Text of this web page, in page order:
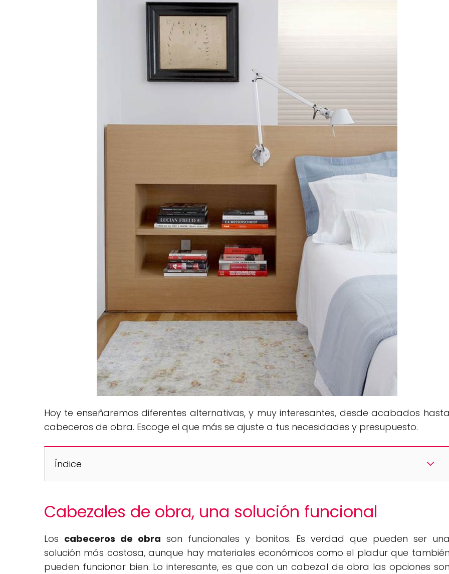
Hoy te enseñaremos diferentes alternativas, y muy interesantes, desde acabados hasta
cabeceros de obra. Escoge el que más se ajuste a tus necesidades y presupuesto.
Índice
Cabezales de obra, una solución funcional
Los cabeceros de obra son funcionales y bonitos. Es verdad que pueden ser una
solución más costosa, aunque hay materiales económicos como el pladur que también
pueden funcionar bien. Lo interesante, es que con un cabezal de obra las opciones son